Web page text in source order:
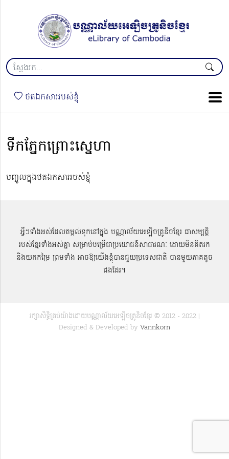
ថតឯកសាររបស់ខ្ញុំ
ទឹកភ្នែកព្រោះស្នេហា
បញ្ចូលក្នុងថតឯកសាររបស់ខ្ញុំ
អ្វីៗទាំងអស់ដែលតម្កល់ទុកនៅក្នុង បណ្ណាល័យអេឡិចត្រូនិចខ្មែរ ជាសម្បតិ្ត
របស់ខ្មែរទាំងអស់គ្នា សម្រាប់បម្រើជាប្រយោជន៍សាធារណៈ ដោយមិនគិតរក
និងយកកម្រៃ ព្រមទាំង អាចឱ្យយើងខ្ញុំបានជួយប្រទេសជាតិ បានមួយភាគតូច
ផងដែរ។
រក្សាសិទ្ធិគ្រប់យ៉ាងដោយបណ្ណាល័យអេឡិចត្រូនិចខ្មែរ © 2012 - 2022 |
Designed & Developed by Vannkorn